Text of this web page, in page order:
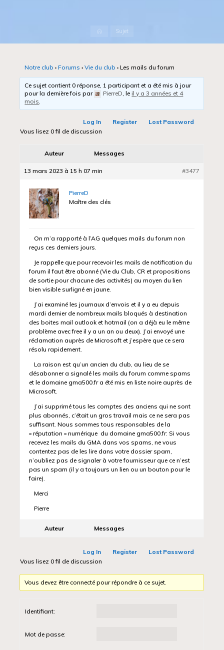
AccueilSujet
Notre club › Forums › Vie du club › Les mails du forum
Ce sujet contient 0 réponse, 1 participant et a été mis à jour
pour la dernière fois par
PierreD, leil y a 3 années et 4
mois.
Log In Register
Lost Password
Vous lisez 0 fil de discussion
Auteur Messages
13 mars 2023 à 15 h 07 min #3477
PierreD
Maître des clés
On m’a rapporté à l’AG quelques mails du forum non
reçus ces derniers jours.
Je rappelle que pour recevoir les mails de notification du
forum il faut être abonné (Vie du Club, CR et propositions
de sortie pour chacune des activités) au moyen du lien
bien visible surligné en jaune.
J’ai examiné les journaux d’envois et il y a eu depuis
mardi dernier de nombreux mails bloqués à destination
des boites mail outlook et hotmail (on a déjà eu le même
problème avec free il y a un an ou deux). J’ai envoyé une
réclamation auprès de Microsoft et j’espère que ce sera
résolu rapidement.
La raison est qu’un ancien du club, au lieu de se
désabonner a signalé les mails du forum comme spams
et le domaine gma500.fr a été mis en liste noire auprès de
Microsoft.
J’ai supprimé tous les comptes des anciens qui ne sont
plus abonnés, c’était un gros travail mais ce ne sera pas
suffisant. Nous sommes tous responsables de la
« réputation » numérique du domaine gma500.fr: Si vous
recevez les mails du GMA dans vos spams, ne vous
contentez pas de les lire dans votre dossier spam,
n’oubliez pas de signaler à votre fournisseur que ce n’est
pas un spam (il y a toujours un lien ou un bouton pour le
faire).
Merci
Pierre
Auteur Messages
Log In Register
Lost Password
Vous lisez 0 fil de discussion
Vous devez être connecté pour répondre à ce sujet.
Identifiant:
Mot de passe: